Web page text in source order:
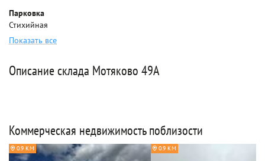
Парковка
Стихийная
Показать все
Описание склада Мотяково 49А
Коммерческая недвижимость поблизости
0.9 КМ 0.9 КМ